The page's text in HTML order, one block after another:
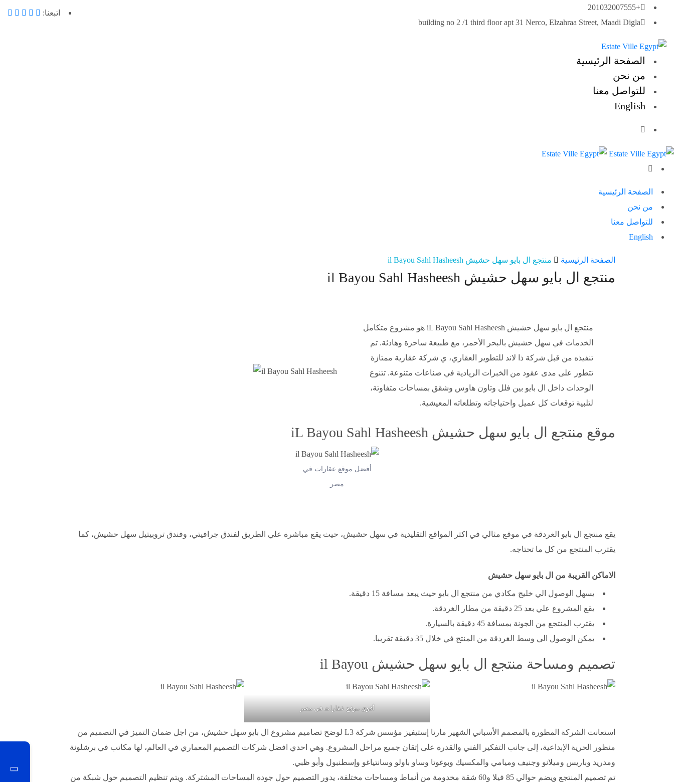
تخطى
+201032007555
building no 2 /1 third floor apt 31 Nerco, Elzahraa Street, Maadi Digla
اتبعنا:
الصفحة الرئيسية
من نحن
للتواصل معنا
English
الصفحة الرئيسية
من نحن
للتواصل معنا
English
منتجع
ال
سهل
حشيش
Bayou
Sahl
الصفحة الرئيسية منتجع ال بايو سهل حشيش il Bayou Sahl Hasheesh
منتجع ال بايو سهل حشيش il Bayou Sahl Hasheesh
منتجع ال بايو سهل حشيش iL Bayou Sahl Hasheesh هو مشروع متكامل
الخدمات في سهل حشيش بالبحر الأحمر، مع طبيعة ساحرة وهادئة. تم
تنفيذه من قبل شركة ذا لاند للتطوير العقاري، ي شركة عقارية ممتازة
تتطور على مدى عقود من الخبرات الريادية في صناعات متنوعة. تتنوع
الوحدات داخل ال بايو بين فلل وتاون هاوس وشقق بمساحات متفاوتة،
لتلبية توقعات كل عميل واحتياجاته وتطلعاته المعيشية.
موقع منتجع ال بايو سهل حشيش iL Bayou Sahl Hasheesh
أفضل موقع عقارات في
مصر
يقع منتجع ال بايو الغردقة في موقع مثالي في اكثر المواقع التقليدية في سهل حشيش، حيث يقع مباشرة علي الطريق لفندق جرافيتي، وفندق تروبيتيل سهل حشيش، كما
يقترب المنتجع من كل ما تحتاجه.
الاماكن القريبة من ال بايو سهل حشيش
يسهل الوصول الي خليج مكادي من منتجع ال بايو حيث يبعد مسافة 15 دقيقة.
يقع المشروع علي بعد 25 دقيقة من مطار الغردقة.
يقترب المنتجع من الجونة بمسافة 45 دقيقة بالسيارة.
يمكن الوصول الي وسط الغردقة من المنتج في خلال 35 دقيقة تقريبا.
تصميم ومساحة منتجع ال بايو سهل حشيش il Bayou
أقوى موقع عقارات في مصر
استعانت الشركة المطورة بالمصمم الأسباني الشهير مارتا إستيفيز مؤسس شركة L3 لوضح تصاميم مشروع ال بايو سهل حشيش، من اجل ضمان التميز في التصميم من
منظور الحرية الإبداعية، إلى جانب التفكير الفني والقدرة على إتقان جميع مراحل المشروع. وهي احدي افضل شركات التصميم المعماري في العالم، لها مكاتب في برشلونة
ومدريد وباريس وميلانو وجنيف وميامي والمكسيك وبوغوتا وساو باولو وسانتياغو وإسطنبول وأبو ظبي.
تم تصميم المنتجع ويضم حوالي 85 فيلا و60 شقة مخدومة من أنماط ومساحات مختلفة، يدور التصميم حول جودة المساحات المشتركة. ويتم تنظيم التصميم حول شبكة من